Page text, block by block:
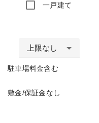
一戸建て
上限なし
駐車場料金含む
敷金/保証金なし